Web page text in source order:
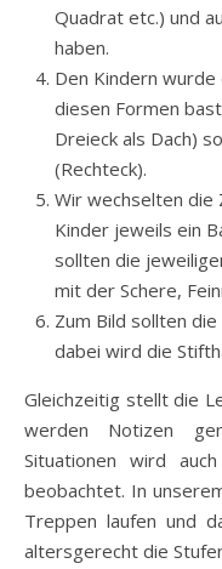
Quadrat etc.) und
haben.
Den Kindern
diesen Formen
Dreieck als Dach)
(Rechteck).
Wir wechselten die
Kinder jeweils ein
sollten die
mit der Schere,
Zum Bild sollten
dabei wird die
Gleichzeitig stellt die
werden Notizen
Situationen wird
beobachtet. In
Treppen laufen und
altersgerecht die